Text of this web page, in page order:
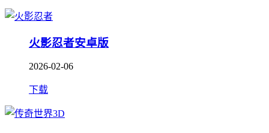
火影忍者安卓版
2026-02-06
下载